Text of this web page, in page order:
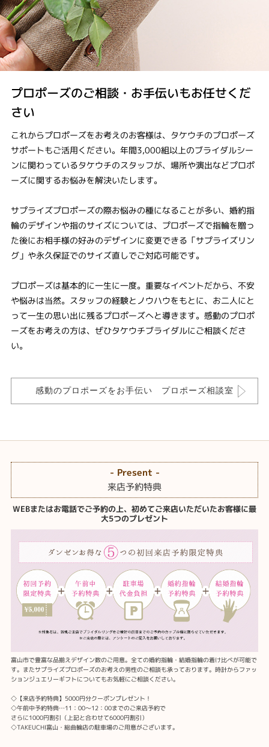
プロポーズのご相談・お手伝いもお任せくだ
さい
これからプロポーズをお考えのお客様は、タケウチのプロポーズ
サポートもご活用ください。年間3,000組以上のブライダルシー
ンに関わっているタケウチのスタッフが、場所や演出などプロポ
ーズに関するお悩みを解決いたします。
サプライズプロポーズの際お悩みの種になることが多い、婚約指
輪のデザインや指のサイズについては、プロポーズで指輪を贈っ
た後にお相手様の好みのデザインに変更できる「サプライズリン
グ」や永久保証でのサイズ直しでご対応可能です。
プロポーズは基本的に一生に一度。重要なイベントだから、不安
や悩みは当然。スタッフの経験とノウハウをもとに、お二人にと
って一生の思い出に残るプロポーズへと導きます。感動のプロポ
ーズをお考えの方は、ぜひタケウチブライダルにご相談くださ
い。
感動のプロポーズをお手伝い プロポーズ相談室
- Present -
来店予約特典
WEBまたはお電話でご予約の上、初めてご来店いただいたお客様に最
大5つのプレゼント
富山市で豊富な品揃えデザイン数のご用意。全ての婚約指輪・結婚指輪の着け比べが可能で
す。またサプライズプロポーズのお考えの男性のご相談も承っております。時計からファッ
ションジュエリーギフトについてもお気軽にご相談ください。
◇【来店予約特典】5000円分クーポンプレゼント！
◇午前中予約特典…11：00～12：00までのご来店予約で
さらに1000円割引（上記と合わせて6000円割引）
◇TAKEUCHI富山・総曲輪店の駐車場のご用意がございます。